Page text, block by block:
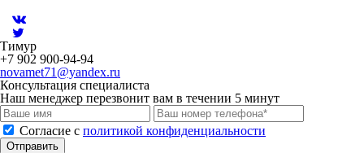
Тимур
+7 902 900-94-94
novamet71@yandex.ru
Консультация специалиста
Наш менеджер перезвонит вам в течении 5 минут
Cогласие с политикой конфиденциальности
Отправить